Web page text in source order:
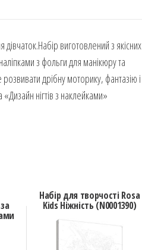
виготовлений з якісних
з фольги для манікюру та
дрібну моторику, фантазію і
нігтів з наклейками»
Набір для творчості Rosa
Kids Ніжність (N0001390)